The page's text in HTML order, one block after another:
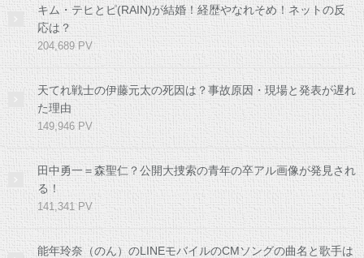
キム・テヒとピ(RAIN)が結婚！経歴やなれそめ！ネットの反
応は？
204,689 PV
天てれ戦士の伊藤元太の死因は？事故原因・現場と発表が遅れ
た理由
149,946 PV
田中勇一＝森聖仁？公開大捜索の青年の卒アル画像が発見され
る！
141,341 PV
能年玲奈（のん）のLINEモバイルのCMソングの曲名と歌手は